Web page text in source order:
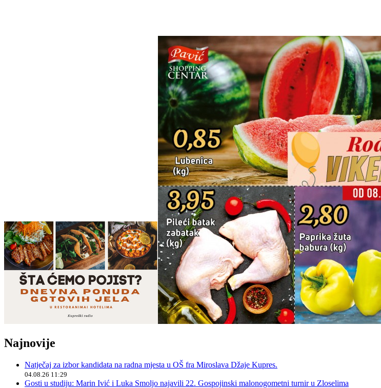
Najnovije
Natječaj za izbor kandidata na radna mjesta u OŠ fra Miroslava Džaje Kupres.
04.08.26 11:29
Gosti u studiju: Marin Ivić i Luka Smoljo najavili 22. Gospojinski malonogometni turnir u Zloselima